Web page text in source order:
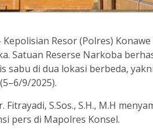
Kepolisian Resor (Polres)
Satuan Reserse Narkoba
di dua lokasi berbeda,
9/2025).
Fitrayadi, S.Sos., S.H., M.H
pers di Mapolres Konsel.